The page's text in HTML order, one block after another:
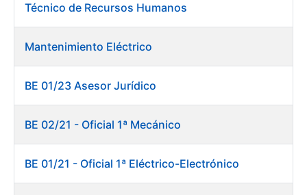
Técnico de Recursos Humanos
Mantenimiento Eléctrico
BE 01/23 Asesor Jurídico
BE 02/21 - Oficial 1ª Mecánico
BE 01/21 - Oficial 1ª Eléctrico-Electrónico